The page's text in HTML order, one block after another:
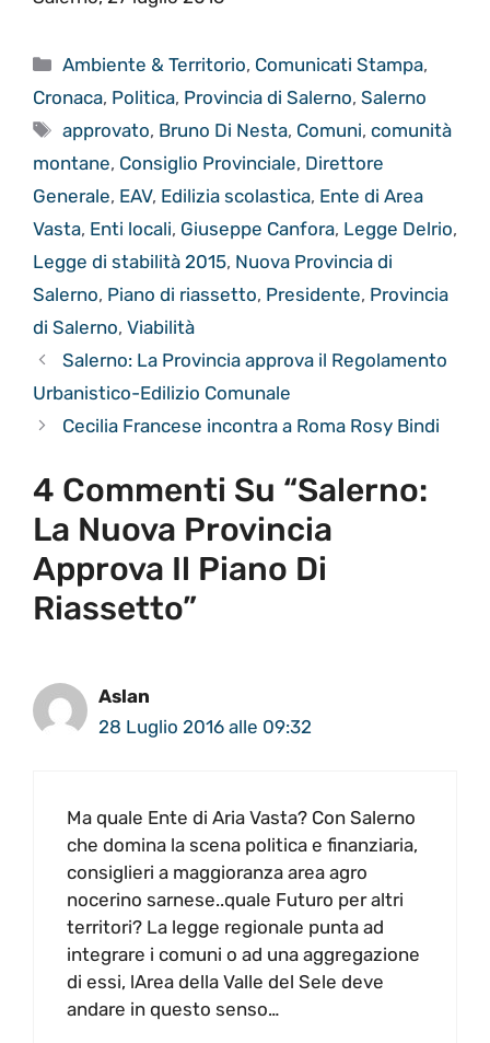
Categorie
Ambiente & Territorio, Comunicati Stampa,
Cronaca, Politica, Provincia di Salerno, Salerno
Tag
approvato, Bruno Di Nesta, Comuni,comunità
montane, Consiglio Provinciale, Direttore
Generale, EAV, Edilizia scolastica, Ente di Area
Vasta, Enti locali, Giuseppe Canfora, Legge Delrio,
Legge di stabilità 2015, Nuova Provincia di
Salerno, Piano di riassetto, Presidente, Provincia
di Salerno, Viabilità
Salerno: La Provincia approva il Regolamento
Urbanistico-Edilizio Comunale
Cecilia Francese incontra a Roma Rosy Bindi
4 Commenti Su “Salerno:
La Nuova Provincia
Approva Il Piano Di
Riassetto”
Aslan
28 Luglio 2016 alle 09:32
Ma quale Ente di Aria Vasta? Con Salerno
che domina la scena politica e finanziaria,
consiglieri a maggioranza area agro
nocerino sarnese..quale Futuro per altri
territori? La legge regionale punta ad
integrare i comuni o ad una aggregazione
di essi, lArea della Valle del Sele deve
andare in questo senso…